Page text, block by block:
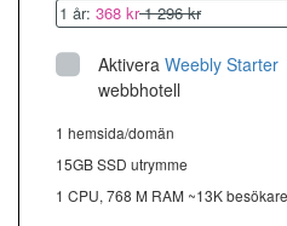
1 år: 368 kr1 296 kr
Aktivera Weebly Starter
webbhotell
1 hemsida/domän
15GB SSD utrymme
1 CPU, 768 M RAM ~13K